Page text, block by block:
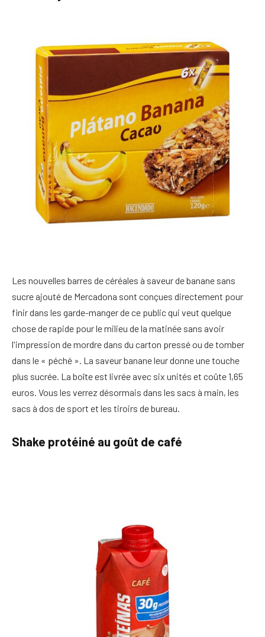
Les nouvelles barres de céréales à saveur de banane sans
sucre ajouté de Mercadona sont conçues directement pour
finir dans les garde-manger de ce public qui veut quelque
chose de rapide pour le milieu de la matinée sans avoir
l'impression de mordre dans du carton pressé ou de tomber
dans le « péché ». La saveur banane leur donne une touche
plus sucrée. La boîte est livrée avec six unités et coûte 1,65
euros. Vous les verrez désormais dans les sacs à main, les
sacs à dos de sport et les tiroirs de bureau.
Shake protéiné au goût de café